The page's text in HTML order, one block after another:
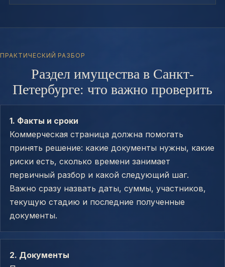
ПРАКТИЧЕСКИЙ РАЗБОР
Раздел имущества в Санкт-
Петербурге: что важно проверить
1. Факты и сроки
Коммерческая страница должна помогать
принять решение: какие документы нужны, какие
риски есть, сколько времени занимает
первичный разбор и какой следующий шаг.
Важно сразу назвать даты, суммы, участников,
текущую стадию и последние полученные
документы.
2. Документы